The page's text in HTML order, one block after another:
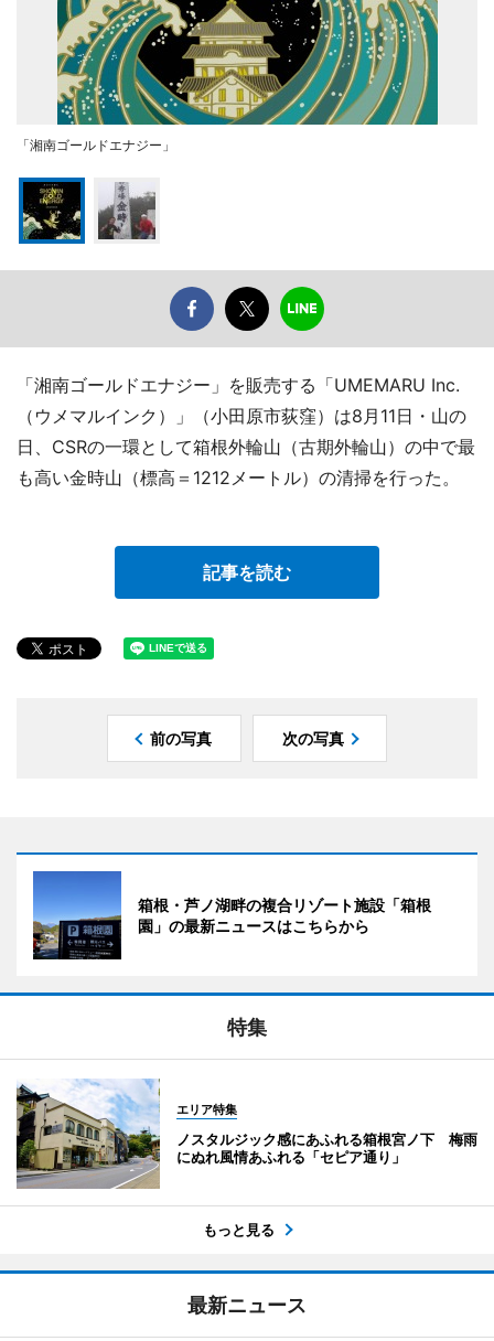
「湘南ゴールドエナジー」
「湘南ゴールドエナジー」を販売する「UMEMARU Inc.
（ウメマルインク）」（小田原市荻窪）は8月11日・山の
日、CSRの一環として箱根外輪山（古期外輪山）の中で最
も高い金時山（標高＝1212メートル）の清掃を行った。
記事を読む
前の写真 次の写真
箱根・芦ノ湖畔の複合リゾート施設「箱根
園」の最新ニュースはこちらから
特集
エリア特集
ノスタルジック感にあふれる箱根宮ノ下 梅雨
にぬれ風情あふれる「セピア通り」
もっと見る
最新ニュース